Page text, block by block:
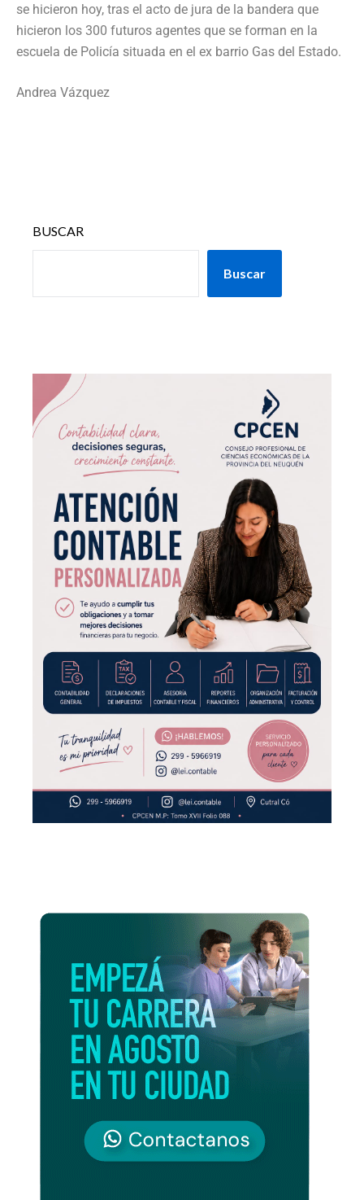
se hicieron hoy, tras el acto de jura de la bandera que
hicieron los 300 futuros agentes que se forman en la
escuela de Policía situada en el ex barrio Gas del Estado.
Andrea Vázquez
BUSCAR
Buscar